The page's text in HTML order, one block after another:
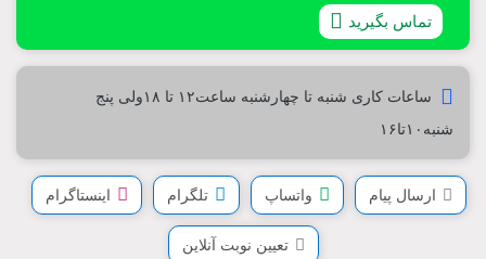
تماس بگیرید
ساعات کاری شنبه تا چهارشنبه ساعت۱۲ تا ۱۸ولی پنج
شنبه۱۰تا۱۶
ارسال پیام واتساپ تلگرام اینستاگرام
تعیین نوبت آنلاین